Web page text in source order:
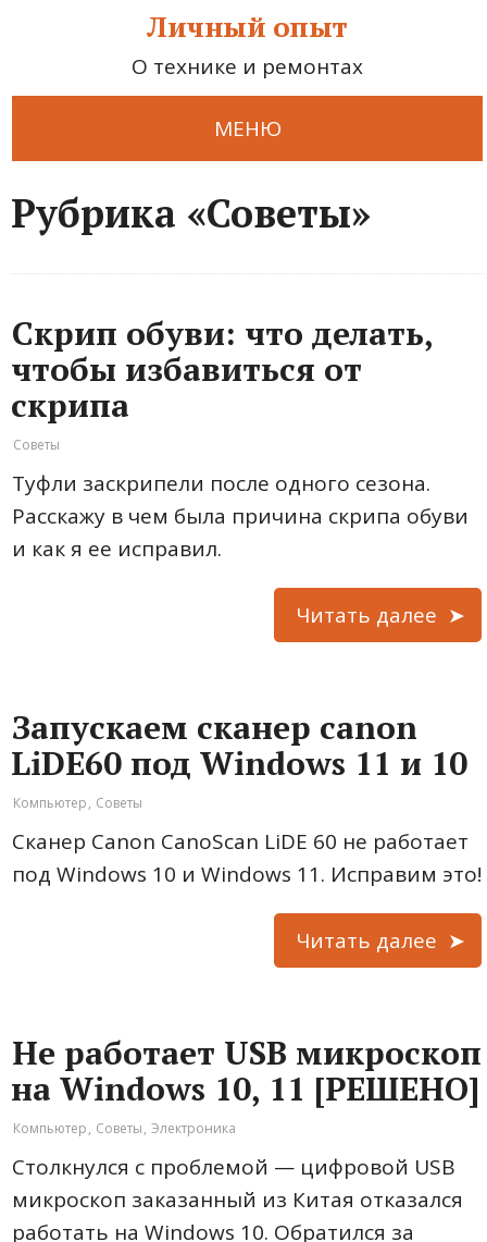
Личный опыт
О технике и ремонтах
МЕНЮ
Рубрика «Советы»
Скрип обуви: что делать,
чтобы избавиться от
скрипа
Советы
Туфли заскрипели после одного сезона.
Расскажу в чем была причина скрипа обуви
и как я ее исправил.
Читать далее
Запускаем сканер canon
LiDE60 под Windows 11 и 10
Компьютер, Советы
Сканер Canon CanoScan LiDE 60 не работает
под Windows 10 и Windows 11. Исправим это!
Читать далее
Не работает USB микроскоп
на Windows 10, 11 [РЕШЕНО]
Компьютер, Советы, Электроника
Столкнулся с проблемой — цифровой USB
микроскоп заказанный из Китая отказался
работать на Windows 10. Обратился за